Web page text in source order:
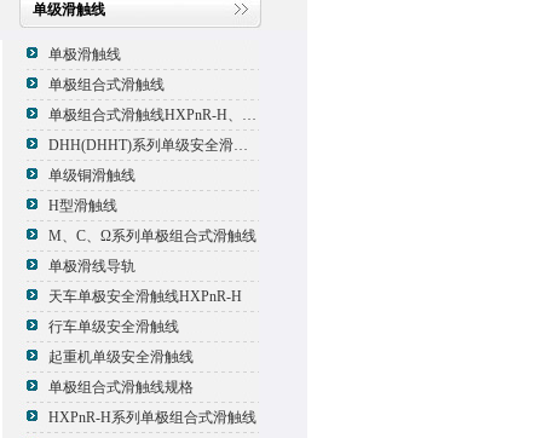
单级滑触线
单极滑触线
单极组合式滑触线
单极组合式滑触线HXPnR-H、HXPnR-H8 、HXPnR-HT
DHH(DHHT)系列单级安全滑触线
单级铜滑触线
H型滑触线
M、C、Ω系列单极组合式滑触线
单极滑线导轨
天车单极安全滑触线HXPnR-H
行车单级安全滑触线
起重机单级安全滑触线
单极组合式滑触线规格
HXPnR-H系列单极组合式滑触线